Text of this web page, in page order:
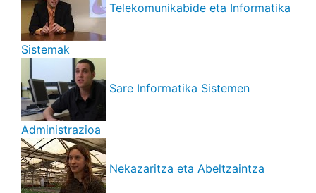
Telekomunikabide eta Informatika
Sistemak
Sare Informatika Sistemen
Administrazioa
Nekazaritza eta Abeltzaintza